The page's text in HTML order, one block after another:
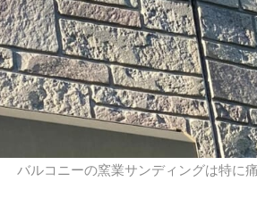
バルコニーの窯業サンディングは特に